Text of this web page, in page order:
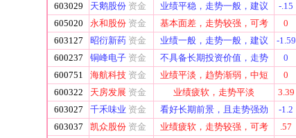
603029
天鹅股份 资金 业绩平稳，走势一般，建议 -.15
605020
永和股份 资金 基本面差，走势较强，可考 0
603127
昭衍新药 资金 业绩一般，走势一般，建议 -1.59
600237
铜峰电子 资金 不具备长期投资价值，走势 0
600751
海航科技 资金 业绩平淡，趋势渐弱，中短 0
600322
天房发展 资金 业绩疲软，走势平淡 3.39
603027
千禾味业 资金 看好长期前景，且走势强劲 -1.2
603037
凯众股份 资金 业绩疲软，走势较强，可考 .57